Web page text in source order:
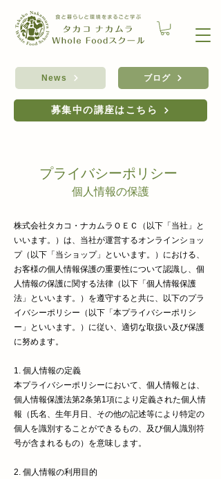
News
募集中の講座はこちら
ブログ
プライバシーポリシー
個人情報の保護
株式会社タカコ・ナカムラＯＥＣ（以下「当社」と
いいます。）は、当社が運営するオンラインショッ
プ（以下「当ショップ」といいます。）における、
お客様の個人情報保護の重要性について認識し、個
人情報の保護に関する法律（以下「個人情報保護
法」といいます。）を遵守すると共に、以下のプラ
イバシーポリシー（以下「本プライバシーポリシ
ー」といいます。）に従い、適切な取扱い及び保護
に努めます。
1. 個人情報の定義
本プライバシーポリシーにおいて、個人情報とは、
個人情報保護法第2条第1項により定義された個人情
報（氏名、生年月日、その他の記述等により特定の
個人を識別することができるもの、及び個人識別符
号が含まれるもの）を意味します。
2. 個人情報の利用目的